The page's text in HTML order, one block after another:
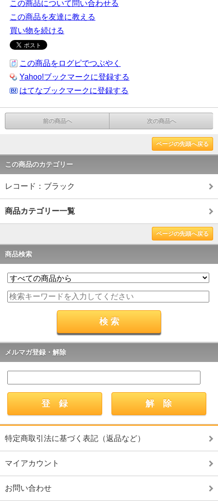
この商品について問い合わせる
この商品を友達に教える
買い物を続ける
この商品をログピでつぶやく
Yahoo!ブックマークに登録する
はてなブックマークに登録する
前の商品へ 次の商品へ
ページの先頭へ戻る
この商品のカテゴリー
レコード：ブラック
商品カテゴリー一覧
ページの先頭へ戻る
商品検索
メルマガ登録・解除
特定商取引法に基づく表記（返品など）
マイアカウント
お問い合わせ